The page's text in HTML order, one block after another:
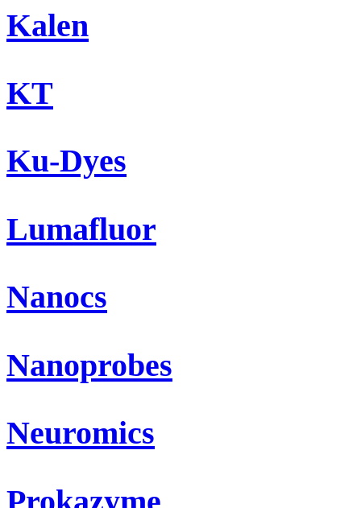
Kalen
KT
Ku-Dyes
Lumafluor
Nanocs
Nanoprobes
Neuromics